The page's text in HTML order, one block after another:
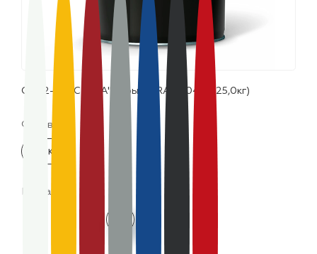
ОС 12-03 "CERTA" серый (~RAL 7042) (25,0кг)
Фасовка:
25 кг
Цвета: